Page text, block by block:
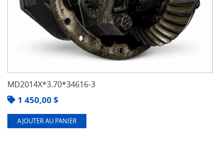
MD2014X*3.70*34616-3
1 450,00 $
AJOUTER AU PANIER